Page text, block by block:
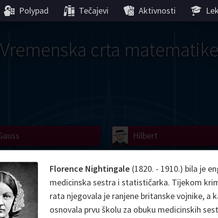
Polypad Tečajevi Aktivnosti
Vremenska crta matematike
Hilbert
Carroll
Cayley
Hamilton
Lobachevsky
Florence Nightingale (1820. - 1910.) bila je
medicinska sestra i statističarka. Tijekom
rata njegovala je ranjene britanske vojnike, a
osnovala prvu školu za obuku medicinskih